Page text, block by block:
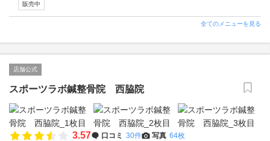
販売中
全てのメニューを見る
店舗公式
スポーツラボ鍼整骨院 西脇院
3.57 口コミ 30件 写真 64枚